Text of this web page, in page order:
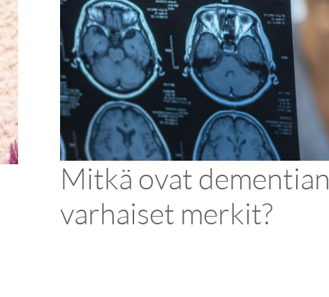
Mitkä ovat dementian
varhaiset merkit?